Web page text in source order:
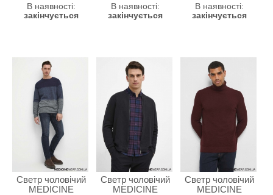
В наявності:
закінчується
В наявності:
закінчується
В наявності:
закінчується
Светр чоловічий
MEDICINE
Светр чоловічий
MEDICINE
Светр чоловічий
MEDICINE